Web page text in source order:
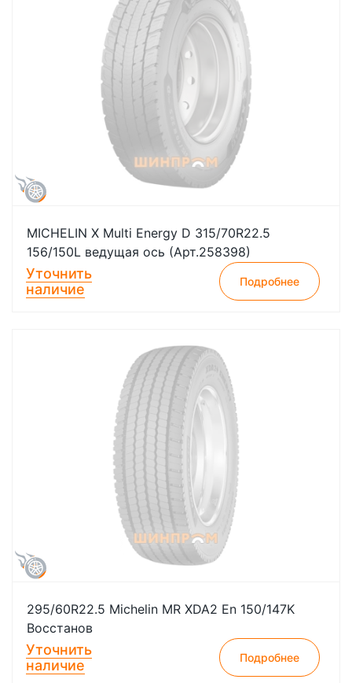
MICHELIN X Multi Energy D 315/70R22.5
156/150L ведущая ось (Арт.258398)
Уточнить
наличие
Подробнее
295/60R22.5 Michelin MR XDA2 En 150/147K
Восстанов
Уточнить
наличие
Подробнее